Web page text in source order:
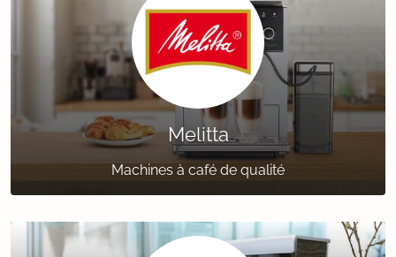
Melitta
Machines à café de qualité